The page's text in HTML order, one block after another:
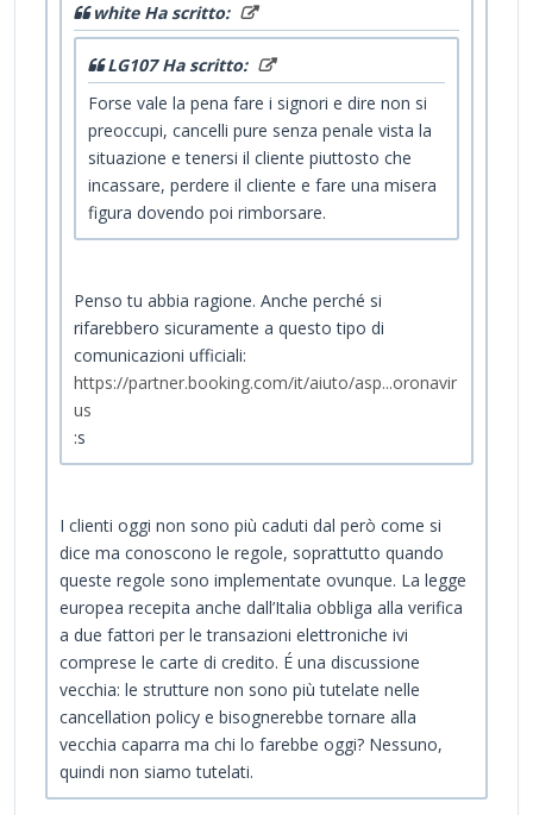
white Ha scritto:
LG107 Ha scritto:
Forse vale la pena fare i signori e dire non si
preoccupi, cancelli pure senza penale vista la
situazione e tenersi il cliente piuttosto che
incassare, perdere il cliente e fare una misera
figura dovendo poi rimborsare.
Penso tu abbia ragione. Anche perché si
rifarebbero sicuramente a questo tipo di
comunicazioni ufficiali:
https://partner.booking.com/it/aiuto/asp...oronavir
us
:s
I clienti oggi non sono più caduti dal però come si
dice ma conoscono le regole, soprattutto quando
queste regole sono implementate ovunque. La legge
europea recepita anche dall’Italia obbliga alla verifica
a due fattori per le transazioni elettroniche ivi
comprese le carte di credito. É una discussione
vecchia: le strutture non sono più tutelate nelle
cancellation policy e bisognerebbe tornare alla
vecchia caparra ma chi lo farebbe oggi? Nessuno,
quindi non siamo tutelati.